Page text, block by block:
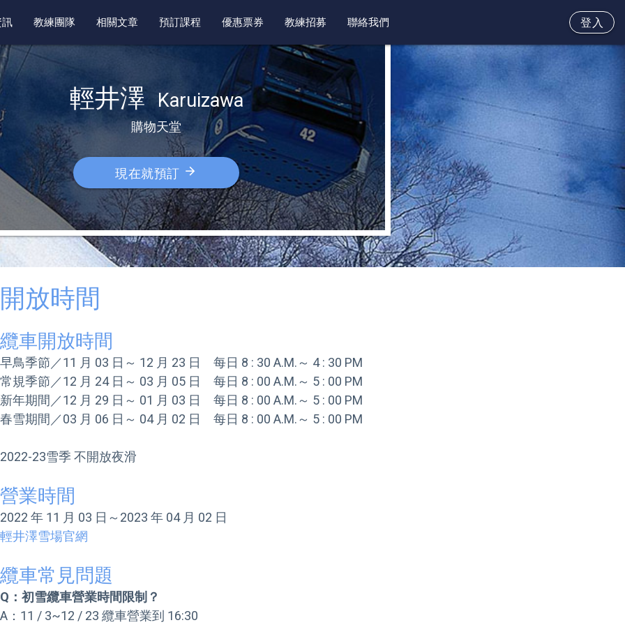
教練團隊 相關文章 預訂課程 優惠票券 教練招募 聯絡我們 登入
輕井澤 Karuizawa
購物天堂
現在就預訂 arrow_forward
開放時間
纜車開放時間
早鳥季節／11 月 03 日～ 12 月 23 日　每日 8 : 30 A.M.～ 4 : 30 PM
常規季節／12 月 24 日～ 03 月 05 日　每日 8 : 00 A.M.～ 5 : 00 PM
新年期間／12 月 29 日～ 01 月 03 日　每日 8 : 00 A.M.～ 5 : 00 PM
春雪期間／03 月 06 日～ 04 月 02 日　每日 8 : 00 A.M.～ 5 : 00 PM
營業時間
輕井澤雪場官網
纜車常見問題
Q：初雪纜車營業時間限制？
A：11 / 3~12 / 23 纜車營業到 16:30